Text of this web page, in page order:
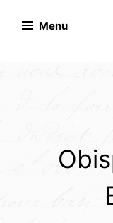
Menu